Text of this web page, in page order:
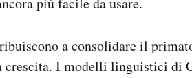
a consolidare il
crescita. I modelli linguistici di